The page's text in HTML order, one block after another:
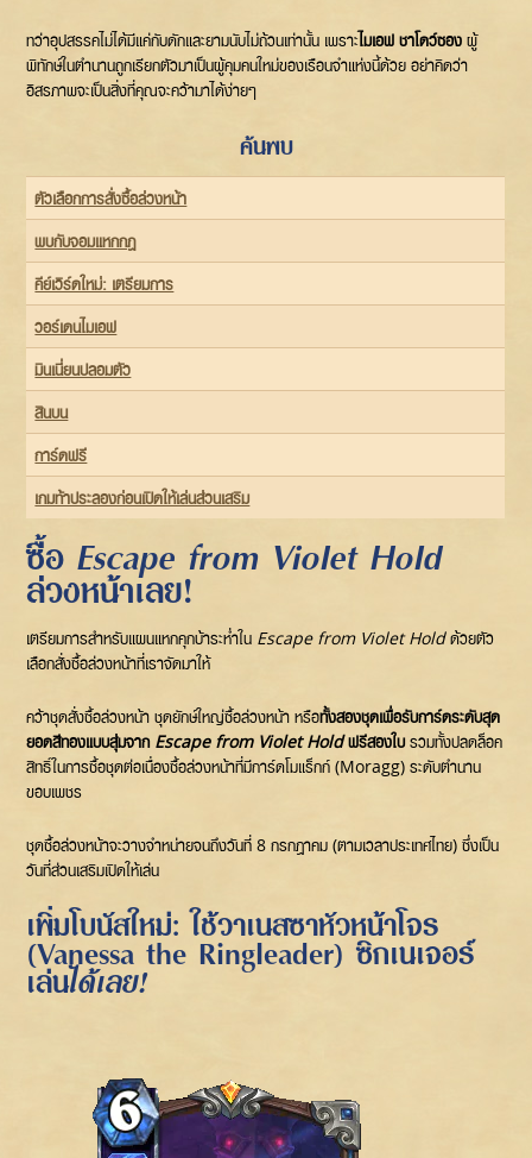
ทว่าอุปสรรคไม่ได้มีแค่กับดักและยามนับไม่ถ้วนเท่านั้น เพราะไมเอฟ ชาโดว์ซอง ผู้
พิทักษ์ในตำนานถูกเรียกตัวมาเป็นผู้คุมคนใหม่ของเรือนจำแห่งนี้ด้วย อย่าคิดว่า
อิสรภาพจะเป็นสิ่งที่คุณจะคว้ามาได้ง่ายๆ
ค้นพบ
ตัวเลือกการสั่งซื้อล่วงหน้า
พบกับจอมแหกกฎ
คีย์เวิร์ดใหม่: เตรียมการ
วอร์เดนไมเอฟ
มินเนี่ยนปลอมตัว
สินบน
การ์ดฟรี
เกมท้าประลองก่อนเปิดให้เล่นส่วนเสริม
ซื้อEscape from Violet Hold
ล่วงหน้าเลย!
เตรียมการสำหรับแผนแหกคุกบ้าระห่ำใน Escape from Violet Holdด้วยตัว
เลือกสั่งซื้อล่วงหน้าที่เราจัดมาให้
คว้าชุดสั่งซื้อล่วงหน้า ชุดยักษ์ใหญ่ซื้อล่วงหน้า หรือทั้งสองชุดเพื่อรับการ์ดระดับสุด
ยอดสีทองแบบสุ่มจาก Escape from Violet Holdฟรีสองใบ รวมทั้งปลดล็อค
สิทธิ์ในการซื้อชุดต่อเนื่องซื้อล่วงหน้าที่มีการ์ดโมแร็กก์ (Moragg) ระดับตำนาน
ขอบเพชร
ชุดซื้อล่วงหน้าจะวางจำหน่ายจนถึงวันที่ 8 กรกฎาคม (ตามเวลาประเทศไทย) ซึ่งเป็น
วันที่ส่วนเสริมเปิดให้เล่น
เพิ่มโบนัสใหม่: ใช้วาเนสซาหัวหน้าโจร
(Vanessa the Ringleader) ซิกเนเจอร์
เล่นได้เลย!